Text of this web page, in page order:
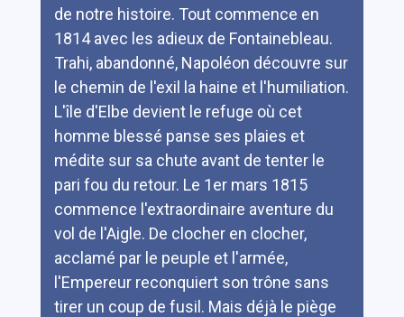
de notre histoire. Tout commence en
1814 avec les adieux de Fontainebleau.
Trahi, abandonné, Napoléon découvre sur
le chemin de l'exil la haine et l'humiliation.
L'île d'Elbe devient le refuge où cet
homme blessé panse ses plaies et
médite sur sa chute avant de tenter le
pari fou du retour. Le 1er mars 1815
commence l'extraordinaire aventure du
vol de l'Aigle. De clocher en clocher,
acclamé par le peuple et l'armée,
l'Empereur reconquiert son trône sans
tirer un coup de fusil. Mais déjà le piège